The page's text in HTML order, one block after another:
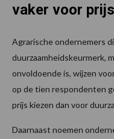
vaker voor prijs
Agrarische ondernemers
duurzaamheidskeurmerk,
onvoldoende is, wijzen
op de tien respondenten
prijs kiezen dan voor
Daarnaast noemen